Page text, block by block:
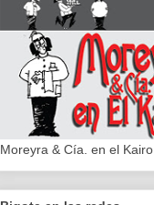
Moreyra & Cía. en el Kairo